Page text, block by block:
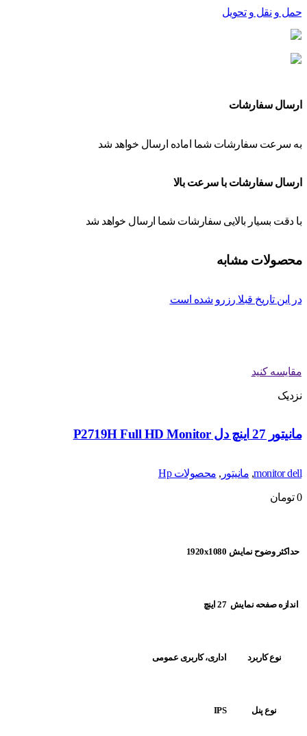
حمل و نقل و تحویل
ارسال سفارشات
به سرعت سفارشات شما اماده ارسال خواهد شد
ارسال سفارشات با سرعت بالا
با دقت بسیار بالایی سفارشات شما ارسال خواهد شد
محصولات مشابه
در این تاریخ قبلا رزرو شده است
مقایسه کنید
نزدیک
مانیتور 27 اینچ دل P2719H Full HD Monitor
monitor dell
, مانیتور , محصولات Hp
0 تومان
حداکثر وضوح نمایش 1920x1080
اندازه صفحه نمایش 27 اینچ
نوع کاربرد اداری، کاربری عمومی
نوع پنل IPS